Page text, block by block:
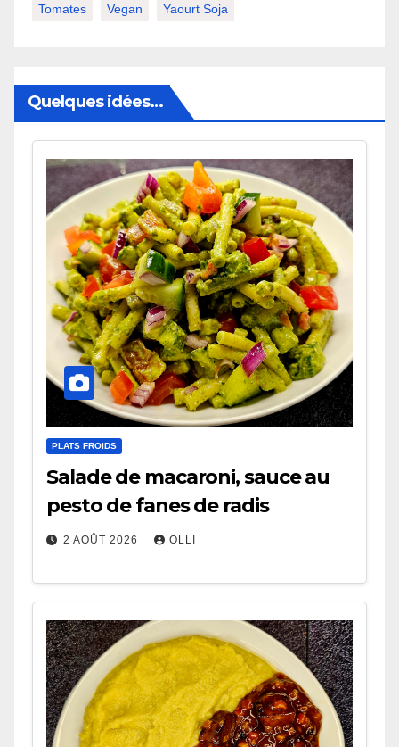
Tomates Vegan Yaourt Soja
Quelques idées…
PLATS FROIDS
Salade de macaroni, sauce au
pesto de fanes de radis
2 AOÛT 2026 OLLI